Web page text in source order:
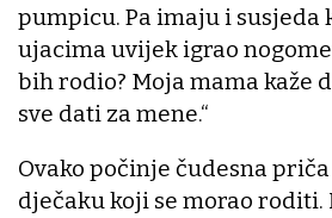
pumpicu. Pa imaju i susjeda
ujacima uvijek igrao
bih rodio? Moja mama kaže
sve dati za mene.“
Ovako počinje čudesna
dječaku koji se morao roditi.